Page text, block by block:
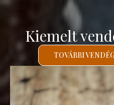
Kiemelt
TOVÁBBI